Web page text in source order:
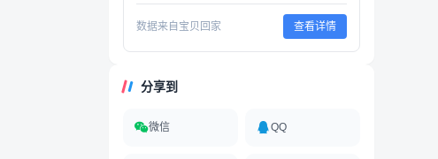
数据来自宝贝回家 查看详情
分享到
微信 QQ